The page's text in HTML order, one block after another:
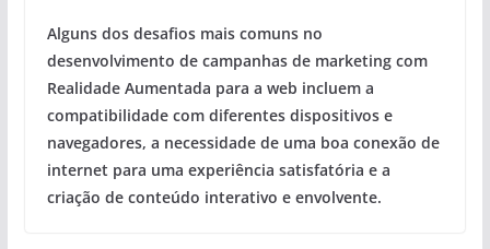
Alguns dos desafios mais comuns no
desenvolvimento de campanhas de marketing com
Realidade Aumentada para a web incluem a
compatibilidade com diferentes dispositivos e
navegadores, a necessidade de uma boa conexão de
internet para uma experiência satisfatória e a
criação de conteúdo interativo e envolvente.